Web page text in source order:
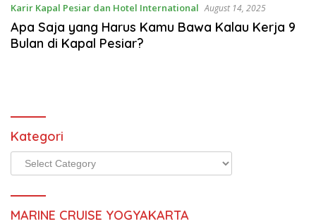
negeri,agency
resmi
kapal
Karir Kapal Pesiar dan Hotel International August 14, 2025
Apa Saja yang Harus Kamu Bawa Kalau Kerja 9
Bulan di Kapal Pesiar?
Kategori
Kategori
MARINE CRUISE YOGYAKARTA